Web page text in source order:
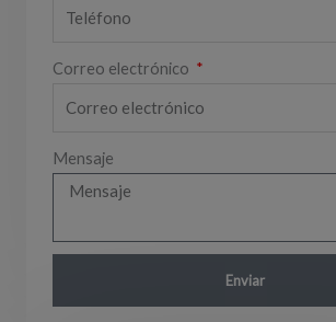
Correo electrónico
Mensaje
Enviar